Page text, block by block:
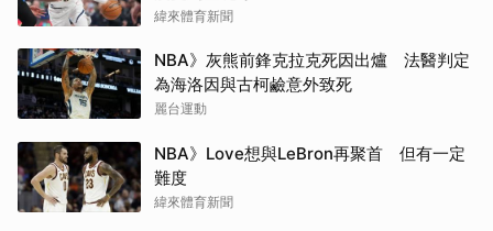
緯來體育新聞
NBA》灰熊前鋒克拉克死因出爐 法醫判定
為海洛因與古柯鹼意外致死
麗台運動
NBA》Love想與LeBron再聚首 但有一定
難度
緯來體育新聞